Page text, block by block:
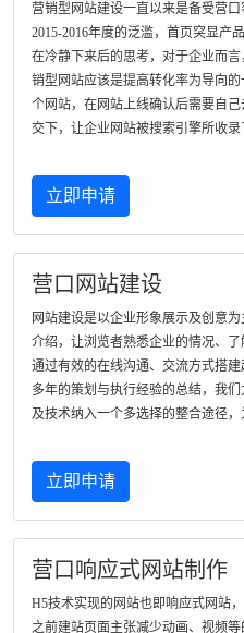
营销型网站建设一直以来是备受营
2015-2016年度的泛滥，首页突显产
在冷静下来后的思考，对于企业而
销型网站应该是提高转化率为导向
个网站，在网站上线确认后需要自
交下，让企业网站被搜索引擎所收录
立即申请
营口网站建设
网站建设是以企业形象展示及创意
介绍，让浏览者熟悉企业的情况、
通过有效的在线沟通、交流方式搭
多年的策划与执行经验的总结，我
及技术纳入一个多选择的整合途径，
立即申请
营口响应式网站制作
H5技术实现的网站也即响应式网站
之前建站页面主张减少动画、视频